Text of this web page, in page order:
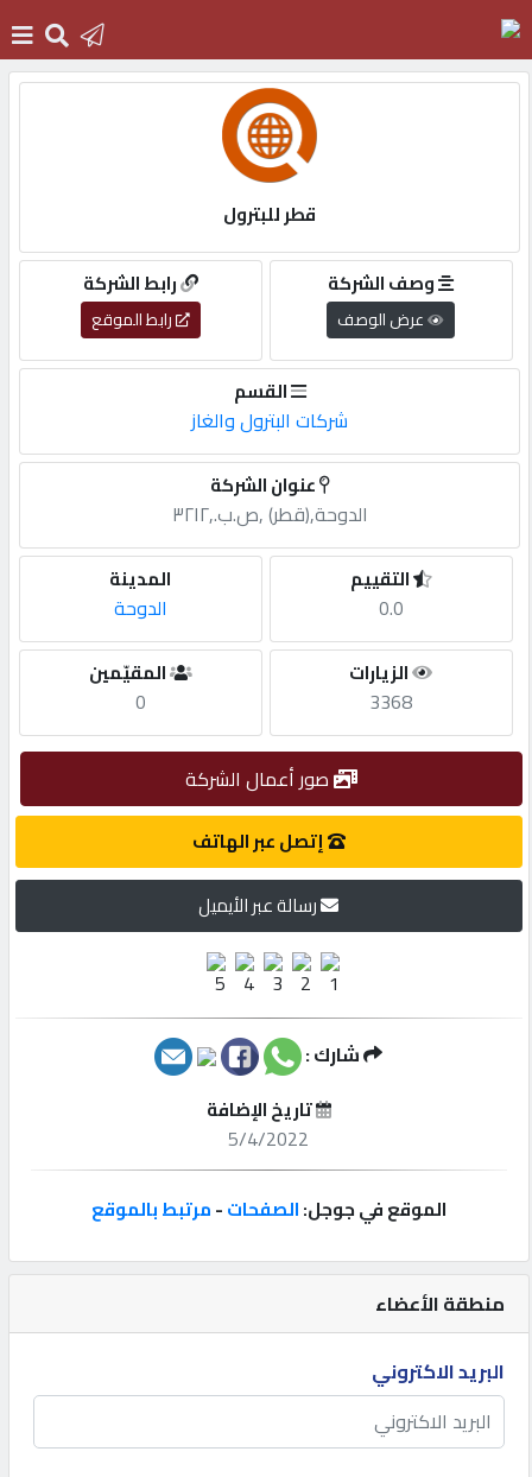
التسجيل
English
أضف
طلب
شركات
إعلانات
المنتدى
كيو
مزاد
منطقة الأعضاء
البريد الاكتروني
قطر للبترول
رابط الشركة
رابط الموقع
وصف الشركة
عرض الوصف
القسم
شركات البترول والغاز
عنوان الشركة
الدوحة,(قطر) ,ص.ب.,٣٢١٢
المدينة
الدوحة
التقييم
0.0
المقيّمين
0
الزيارات
3368
صور أعمال الشركة
إتصل عبر الهاتف
رسالة عبر الأيميل
شارك :
تاريخ الإضافة
5/4/2022
الموقع في جوجل:الصفحات-مرتبط بالموقع